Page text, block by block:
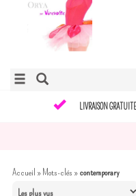
LIVRAISON
Accueil »Mots-clés »contemporary